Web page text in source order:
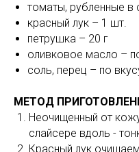
томаты, рубленные в
красный лук – 1 шт.
петрушка – 20 г
оливковое масло –
соль, перец – по
МЕТОД
Неочищенный от
слайсере вдоль -
Красный лук